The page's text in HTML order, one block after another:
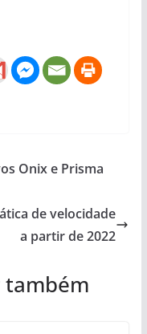
Onix e Prisma
de velocidade
a partir de 2022
também